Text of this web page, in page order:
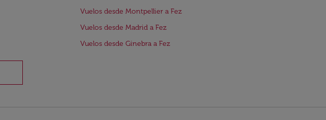
Vuelos desde Montpellier a Fez
Vuelos desde Madrid a Fez
Vuelos desde Ginebra a Fez